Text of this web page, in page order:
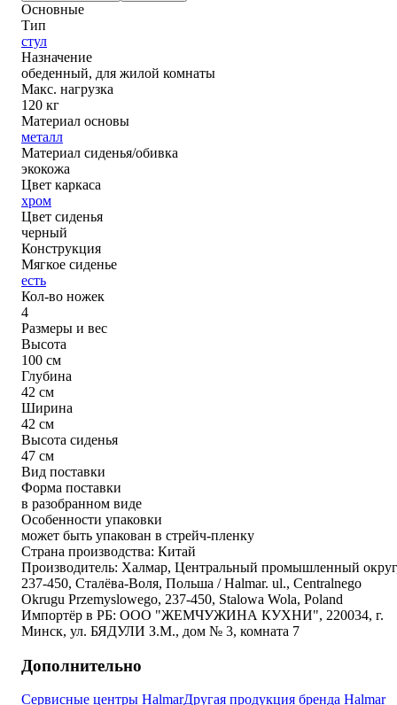
Основные
Тип
стул
Назначение
обеденный, для жилой комнаты
Макс. нагрузка
120 кг
Материал основы
металл
Материал сиденья/обивка
экокожа
Цвет каркаса
хром
Цвет сиденья
черный
Конструкция
Мягкое сиденье
есть
Кол-во ножек
4
Размеры и вес
Высота
100 см
Глубина
42 см
Ширина
42 см
Высота сиденья
47 см
Вид поставки
Форма поставки
в разобранном виде
Особенности упаковки
может быть упакован в стрейч-пленку
Страна производства: Китай
Производитель: Халмар, Центральный промышленный
237-450, Сталёва-Воля, Польша / Halmar. ul., Centralnego
Okrugu Przemyslowego, 237-450, Stalowa Wola, Poland
Импортёр в РБ: ООО "ЖЕМЧУЖИНА КУХНИ", 220034, г.
Минск, ул. БЯДУЛИ З.М., дом № 3, комната 7
Дополнительно
Сервисные центры HalmarДругая продукция бренда Halmar